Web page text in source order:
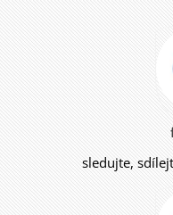
sledujte,